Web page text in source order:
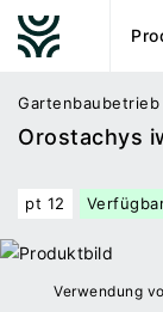
Orostachys
pt 12
Verwendung